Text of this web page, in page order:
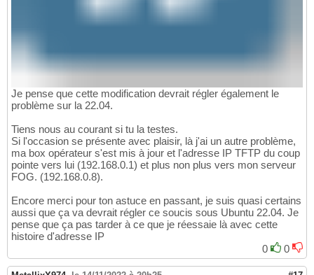
Je pense que cette modification devrait régler également le
problème sur la 22.04.
Tiens nous au courant si tu la testes.
Si l'occasion se présente avec plaisir, là j'ai un autre problème,
ma box opérateur s'est mis à jour et l'adresse IP TFTP du coup
pointe vers lui (192.168.0.1) et plus non plus vers mon serveur
FOG. (192.168.0.8).
Encore merci pour ton astuce en passant, je suis quasi certains
aussi que ça va devrait régler ce soucis sous Ubuntu 22.04. Je
pense que ça pas tarder à ce que je réessaie là avec cette
histoire d'adresse IP
0
0